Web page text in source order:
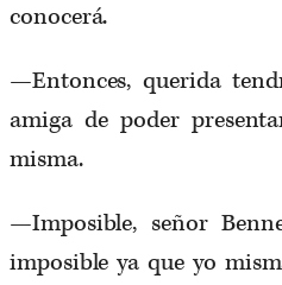
conocerá.
—Entonces, querida
amiga de poder
misma.
—Imposible, señor
imposible ya que yo